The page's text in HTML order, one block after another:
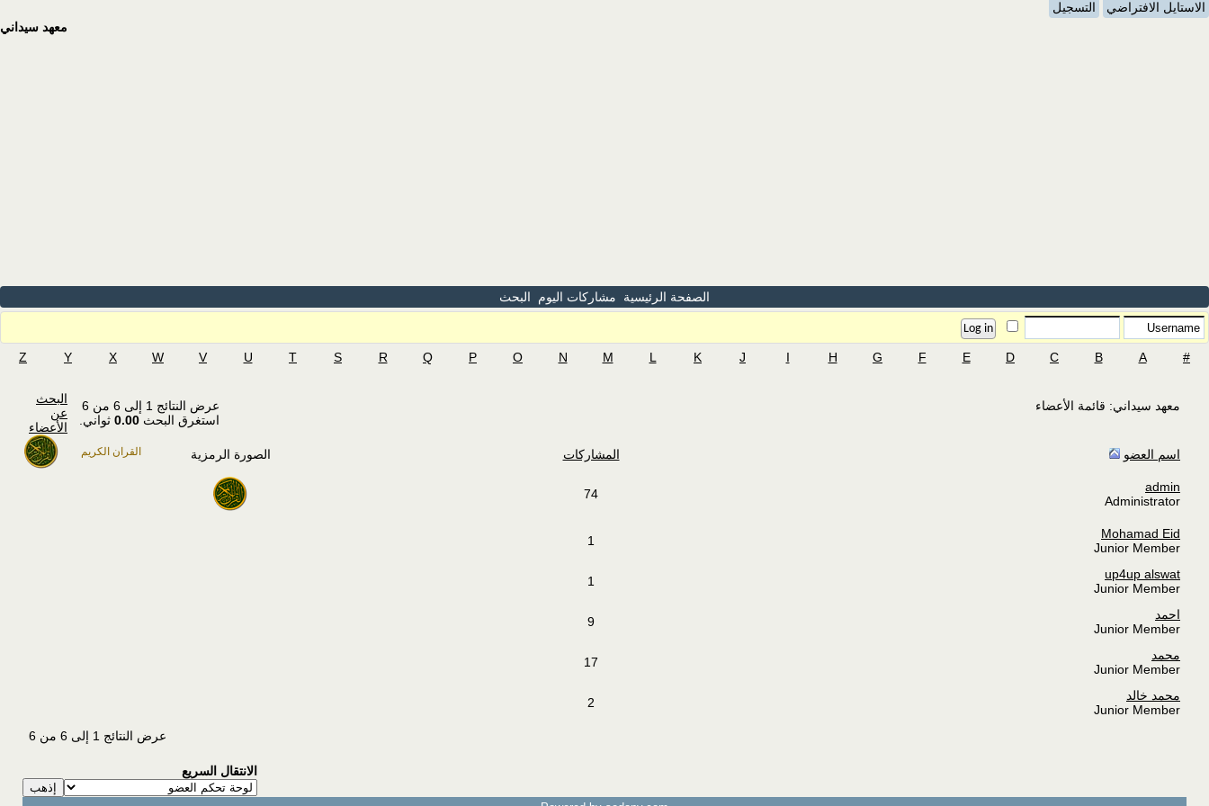
القران الكريم
الاستايل الافتراضي
التسجيل
معهد سيداني
الصفحة الرئيسية مشاركات اليوم البحث
#
A
B
C
D
E
F
G
H
I
J
K
L
M
N
O
P
Q
R
S
T
U
V
W
X
Y
Z
عرض النتائج 1 إلى 6 من 6
استغرق البحث 0.00 ثواني.
معهد سيداني: قائمة الأعضاء
البحث
عن
الأعضاء
اسم العضو
المشاركات الصورة الرمزية
admin
Administrator
74
Mohamad Eid
Junior Member
1
up4up alswat
Junior Member
1
احمد
Junior Member
9
محمد
Junior Member
17
محمد خالد
Junior Member
2
عرض النتائج 1 إلى 6 من 6
الانتقال السريع